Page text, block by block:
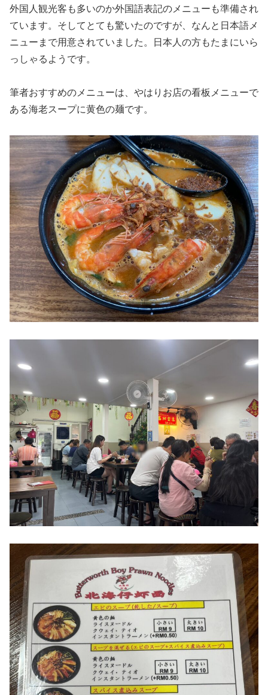
外国人観光客も多いのか外国語表記のメニューも準備され
ています。そしてとても驚いたのですが、なんと日本語メ
ニューまで用意されていました。日本人の方もたまにいら
っしゃるようです。
筆者おすすめのメニューは、やはりお店の看板メニューで
ある海老スープに黄色の麺です。